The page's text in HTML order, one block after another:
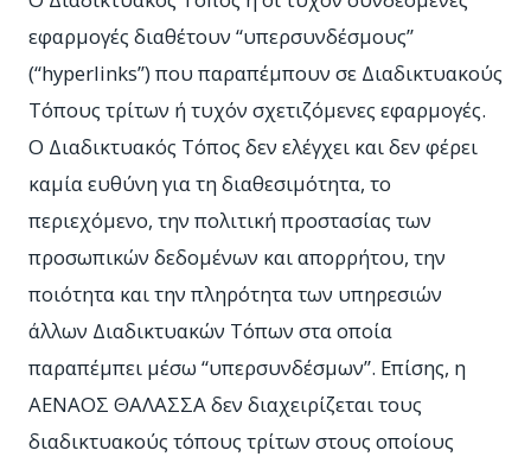
εφαρμογές διαθέτουν “υπερσυνδέσμους”
(“hyperlinks”) που παραπέμπουν σε Διαδικτυακούς
Τόπους τρίτων ή τυχόν σχετιζόμενες εφαρμογές.
Ο Διαδικτυακός Τόπος δεν ελέγχει και δεν φέρει
καμία ευθύνη για τη διαθεσιμότητα, το
περιεχόμενο, την πολιτική προστασίας των
προσωπικών δεδομένων και απορρήτου, την
ποιότητα και την πληρότητα των υπηρεσιών
άλλων Διαδικτυακών Τόπων στα οποία
παραπέμπει μέσω “υπερσυνδέσμων”. Επίσης, η
ΑΕΝΑΟΣ ΘΑΛΑΣΣΑ δεν διαχειρίζεται τους
διαδικτυακούς τόπους τρίτων στους οποίους